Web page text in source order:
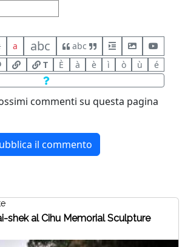
a abc
abc
T
È à è ì ò ù é
commenti su questa pagina
shek al Cihu Memorial Sculpture